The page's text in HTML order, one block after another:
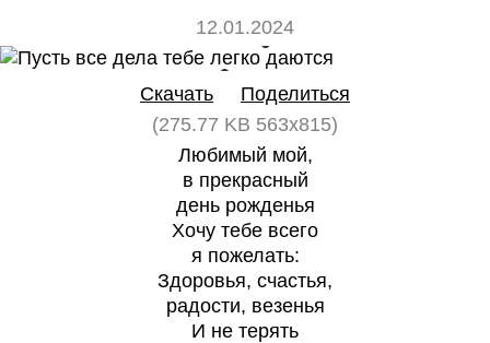
12.01.2024
0 0
Скачать
Поделиться
(275.77 KB 563x815)
Любимый мой,
в прекрасный
день рожденья
Хочу тебе всего
я пожелать:
Здоровья, счастья,
радости, везенья
И не терять